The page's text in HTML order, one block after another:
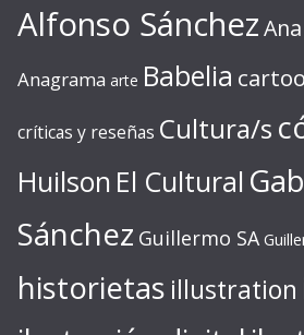
Alfonso Sánchez
Anagrama arte Babelia
críticas y reseñas Cultura/s
Huilson El Cultural
Sánchez Guillermo SA
historietas illustration